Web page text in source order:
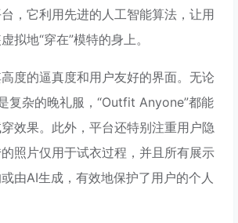
，它利用先进的人工智能算法，让用
拟地“穿在”模特的身上。
度的逼真度和用户友好的界面。无论
复杂的晚礼服，“Outfit Anyone”都能
效果。此外，平台还特别注重用户隐
照片仅用于试衣过程，并且所有展示
由AI生成，有效地保护了用户的个人